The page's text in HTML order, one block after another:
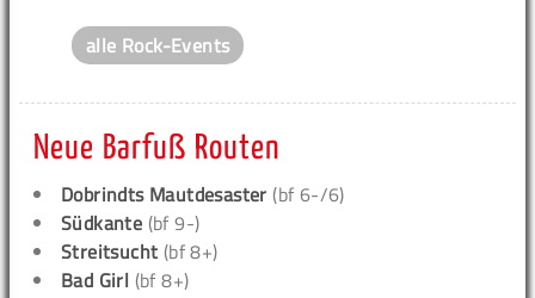
alle Rock-Events
Neue Barfuß Routen
Dobrindts Mautdesaster (bf 6-/6)
Südkante (bf 9-)
Streitsucht (bf 8+)
Bad Girl (bf 8+)